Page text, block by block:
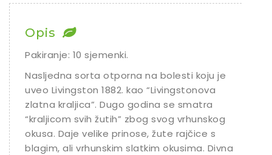
Ostalo sjeme
Opis
Pakiranje: 10 sjemenki.
Nasljedna sorta otporna na bolesti koju je
uveo Livingston 1882. kao “Livingstonova
zlatna kraljica”. Dugo godina se smatra
“kraljicom svih žutih” zbog svog vrhunskog
okusa. Daje velike prinose, žute rajčice s
blagim, ali vrhunskim slatkim okusima. Divna